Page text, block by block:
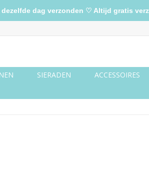
SIERADEN
ACCESSOIRES
dag verzonden ♡ Altijd gratis